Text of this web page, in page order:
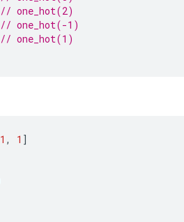
// one_hot(2)
// one_hot(-1)
// one_hot(1)
1 , 1 ]